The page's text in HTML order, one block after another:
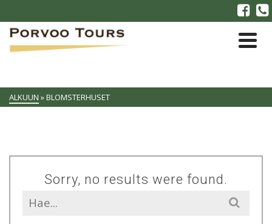
ALKUUN »BLOMSTERHUSET
Sorry, no results were found.
Search
for: